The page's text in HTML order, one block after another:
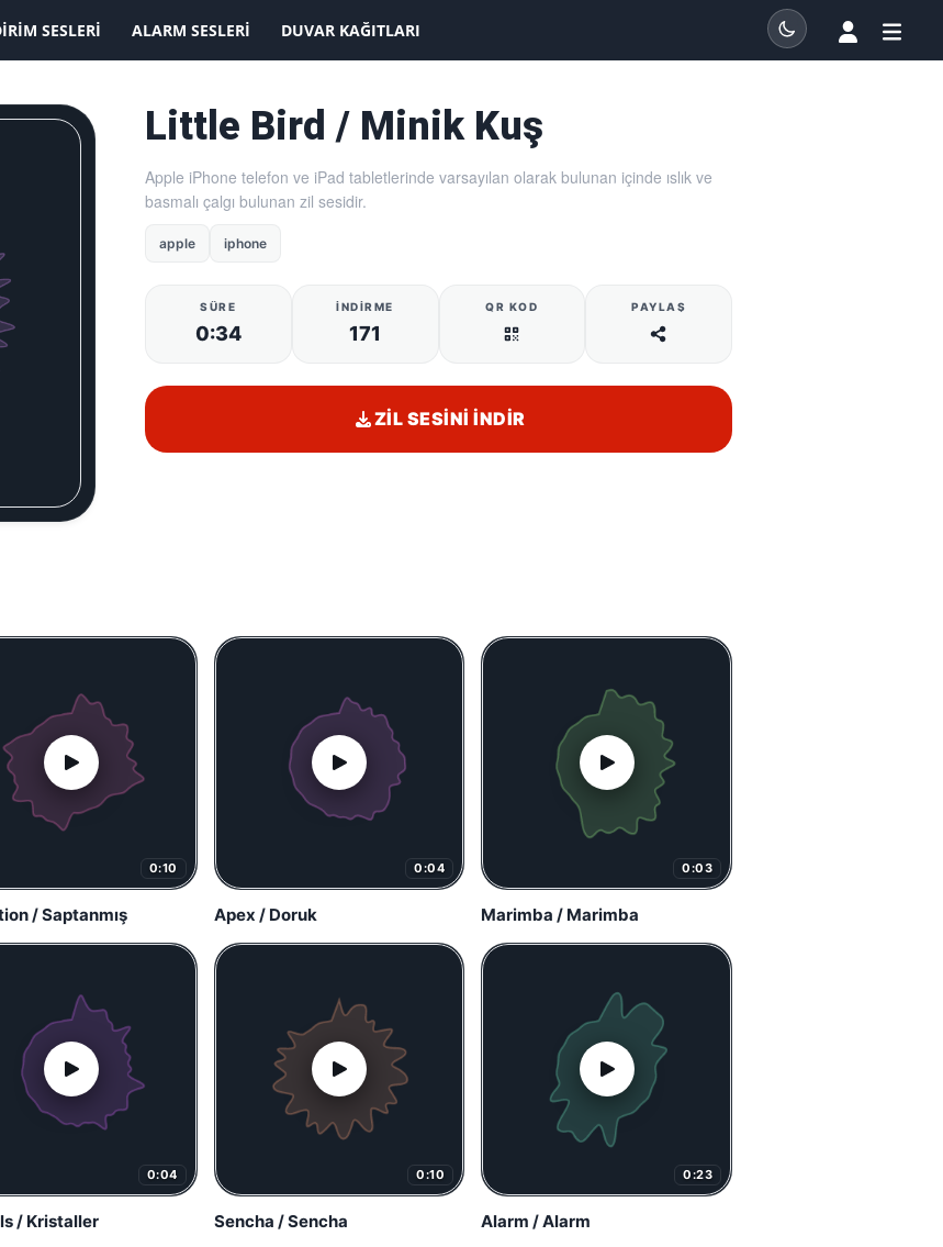
KAYDOLMAK İSTİYORUM
SESLERI ALARM SESLERI DUVAR KAĞITLARI
Little Bird / Minik Kuş
Apple iPhone telefon ve iPad tabletlerinde varsayılan olarak bulunan içinde ıslık ve
basmalı çalgı bulunan zil sesidir.
apple iphone
SÜRE
0:34
İNDIRME
171
QR KOD PAYLAŞ
ZIL SESINI İNDIR
0:10
/ Saptanmış
0:04
Apex / Doruk
0:03
Marimba / Marimba
0:04
/ Kristaller
0:10
Sencha / Sencha
0:23
Alarm / Alarm